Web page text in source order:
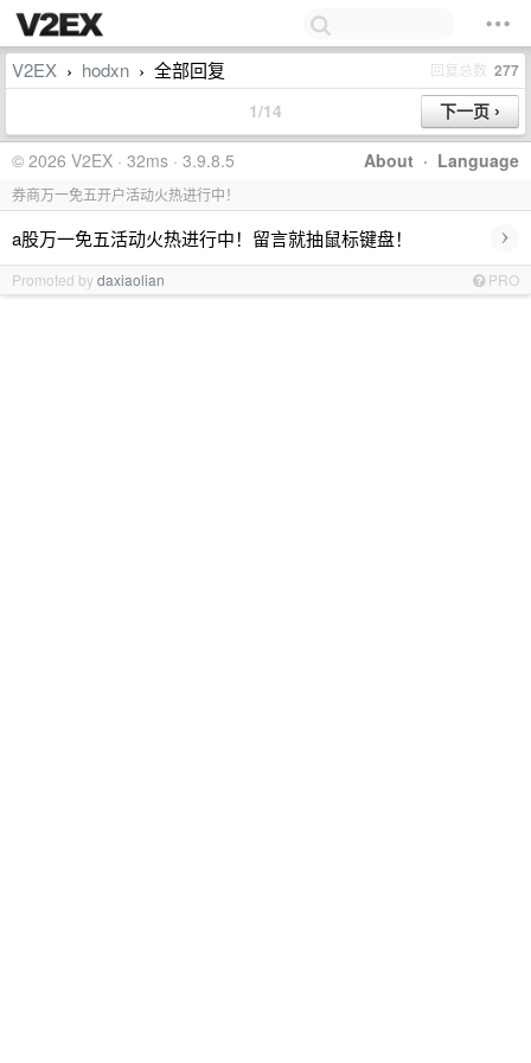
V2EX › hodxn › 全部回复 回复总数 277
1/14
About · Language
© 2026 V2EX · 32ms · 3.9.8.5
券商万一免五开户活动火热进行中！
a股万一免五活动火热进行中！留言就抽鼠标键盘！ ›
Promoted bydaxiaolian PRO